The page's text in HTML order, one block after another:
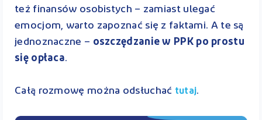
też finansów osobistych – zamiast ulegać
emocjom, warto zapoznać się z faktami. A te są
jednoznaczne – oszczędzanie w PPK po prostu
się opłaca.
Całą rozmowę można odsłuchać tutaj.